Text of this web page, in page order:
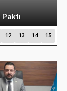
12 13 14 15